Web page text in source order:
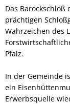
Das Barockschloß
prächtigen
Wahrzeichen des
Pfalz.
In der Gemeinde
ein
Erwerbsquelle